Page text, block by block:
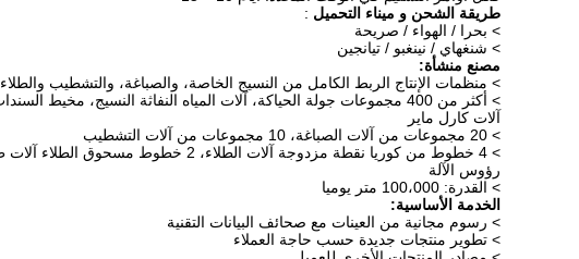
طريقة الشحن و ميناء التحميل :
> بحرا / الهواء / صريحة
> شنغهاي / نينغبو / تيانجين
مصنع منشأة:
> منظمات الإنتاج الربط الكامل من النسيج الخاصة، والصباغة، والتشطيب والطلاء
> أكثر من 400 مجموعات جولة الحياكة، آلات المياه النفاثة النسيج، مخيط السندات غير المنسوجة آلات،
آلات كارل ماير
> 20 مجموعات من آلات الصباغة، 10 مجموعات من آلات التشطيب
> 4 خطوط من كوريا نقطة مزدوجة آلات الطلاء، 2 خطوط مسحوق الطلاء آلات طلاء، هولندا اللقلق
رؤوس الآلة
> القدرة: 100،000 متر يوميا
الخدمة الأساسية:
> رسوم مجانية من العينات مع صحائف البيانات التقنية
> تطوير منتجات جديدة حسب حاجة العملاء